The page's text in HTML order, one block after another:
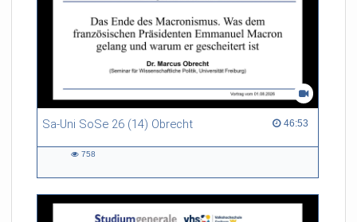
Sa-Uni SoSe 26 (14) Obrecht 46:53
46:53 duration
758